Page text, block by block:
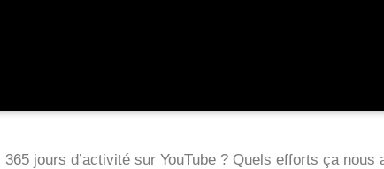
jours d’activité sur YouTube ? Quels efforts ça nous